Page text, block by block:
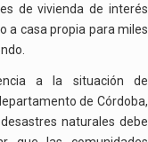
de vivienda de interés
a casa propia para miles
a la situación de
de Córdoba,
naturales debe